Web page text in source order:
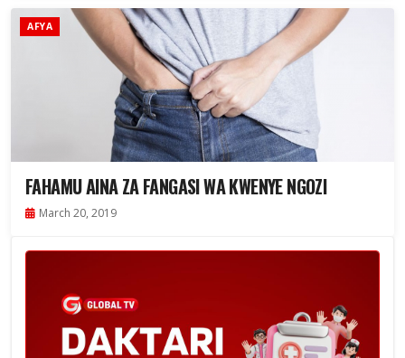
AFYA
FAHAMU AINA ZA FANGASI WA KWENYE NGOZI
March 20, 2019